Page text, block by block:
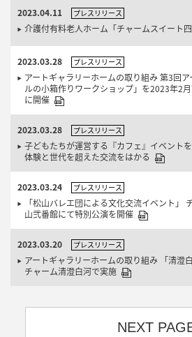
2023.04.11 プレスリリース
介護付有料老人ホーム「チャームスイート
2023.03.28 プレスリリース
アートギャラリーホームの取り組み 第3回
ルの小箱作りワークショップ」を2023年2
に開催
2023.03.28 プレスリリース
子どもたちが運営する『カフェ』イベント
体験と世代を超えた交流をはかる
2023.03.24 プレスリリース
「松山バレエ団による文化交流イベント」
山弐番館にて特別公演を開催
2023.03.20 プレスリリース
アートギャラリーホームの取り組み 「清澄
チャーム清澄白河で実施
NEXT